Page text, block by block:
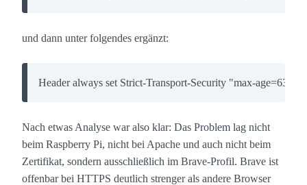
und dann unter folgendes ergänzt:
Header always set Strict-Transport-Security "max-
Nach etwas Analyse war also klar: Das Problem lag nicht
beim Raspberry Pi, nicht bei Apache und auch nicht beim
Zertifikat, sondern ausschließlich im Brave-Profil. Brave ist
offenbar bei HTTPS deutlich strenger als andere Browser